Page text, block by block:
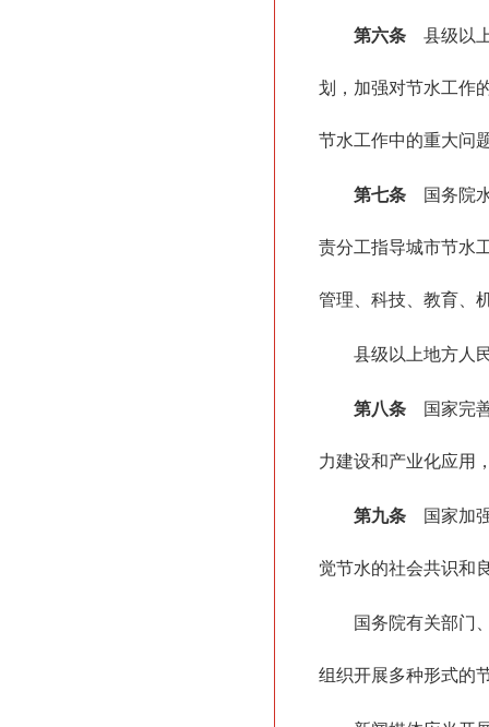
第六条 县级以
划，加强对节水工作
节水工作中的重大问
第七条 国务院
责分工指导城市节水
管理、科技、教育、
县级以上地方人
第八条 国家完
力建设和产业化应用
第九条 国家加
觉节水的社会共识和
国务院有关部门
组织开展多种形式的